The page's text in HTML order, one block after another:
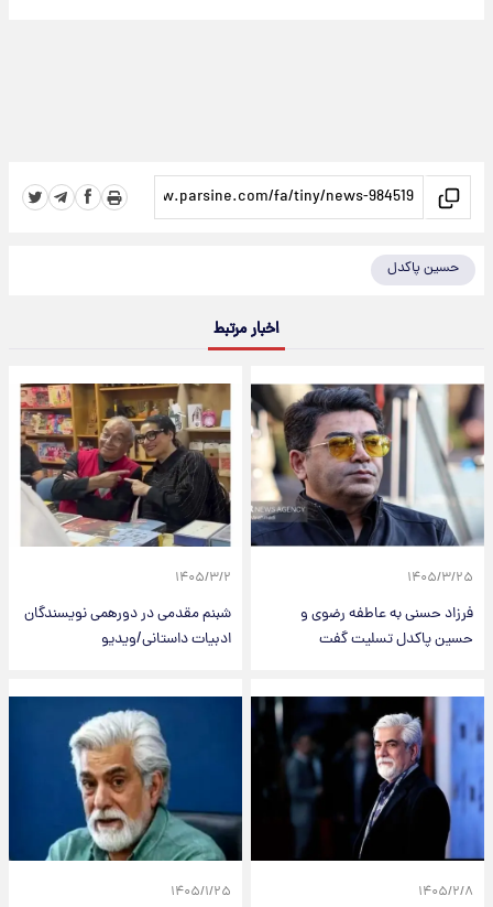
حسین پاکدل
اخبار مرتبط
۱۴۰۵/۳/۲۵
فرزاد حسنی به عاطفه رضوی و
حسین پاکدل تسلیت گفت
۱۴۰۵/۳/۲
شبنم مقدمی در دورهمی نویسندگان
ادبیات داستانی/ویدیو
۱۴۰۵/۲/۸ ۱۴۰۵/۱/۲۵